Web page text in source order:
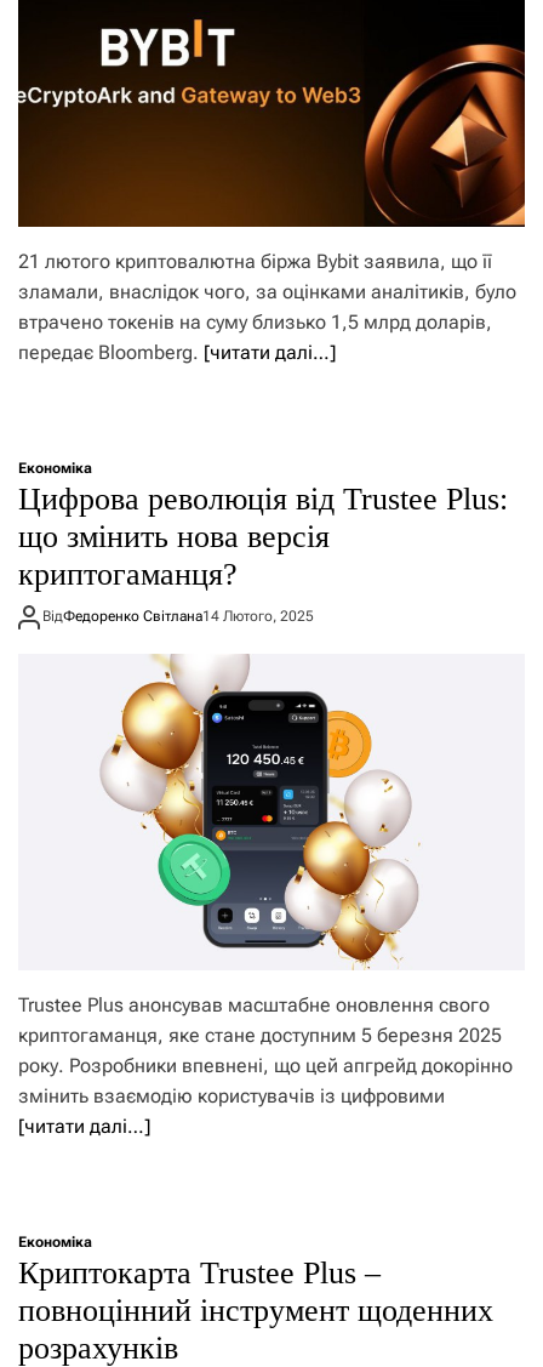
21 лютого криптовалютна біржа Bybit заявила, що її
зламали, внаслідок чого, за оцінками аналітиків, було
втрачено токенів на суму близько 1,5 млрд доларів,
передає Bloomberg. [читати далі…]
Економіка
Цифрова революція від Trustee Plus:
що змінить нова версія
криптогаманця?
ВідФедоренко Світлана14 Лютого, 2025
Trustee Plus анонсував масштабне оновлення свого
криптогаманця, яке стане доступним 5 березня 2025
року. Розробники впевнені, що цей апгрейд докорінно
змінить взаємодію користувачів із цифровими
[читати далі…]
Економіка
Криптокарта Trustee Plus –
повноцінний інструмент щоденних
розрахунків